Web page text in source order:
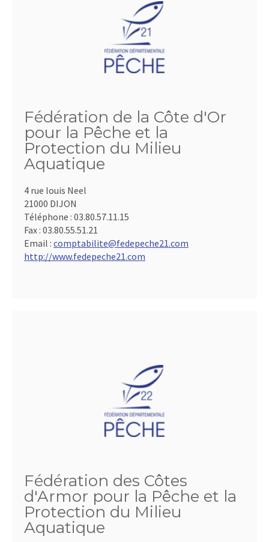
Fédération de la Côte d'Or
pour la Pêche et la
Protection du Milieu
Aquatique
4 rue louis Neel
21000 DIJON
Téléphone : 03.80.57.11.15
Fax : 03.80.55.51.21
Email : comptabilite@fedepeche21.com
http://www.fedepeche21.com
Fédération des Côtes
d'Armor pour la Pêche et la
Protection du Milieu
Aquatique